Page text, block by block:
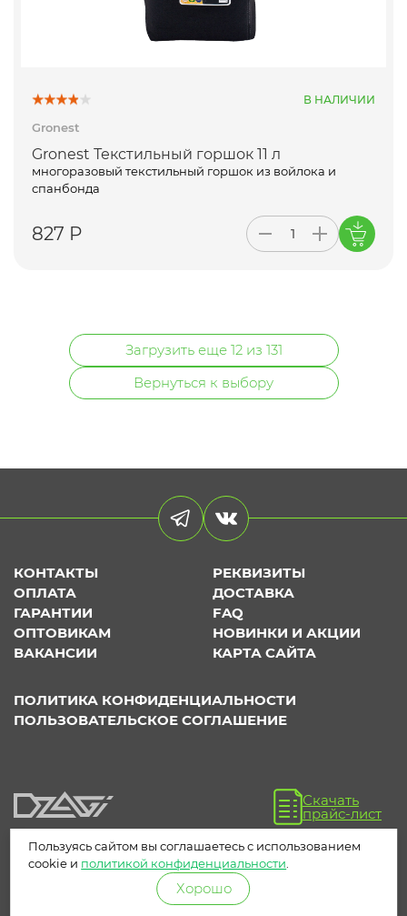
В НАЛИЧИИ
Gronest
Gronest Текстильный горшок 11 л
многоразовый текстильный горшок из войлока и
спанбонда
827 Р
Загрузить еще 12 из 131
Вернуться к выбору
КОНТАКТЫ
РЕКВИЗИТЫ
ОПЛАТА
ДОСТАВКА
ГАРАНТИИ
FAQ
ОПТОВИКАМ
НОВИНКИ И АКЦИИ
ВАКАНСИИ
КАРТА САЙТА
ПОЛИТИКА КОНФИДЕНЦИАЛЬНОСТИ
ПОЛЬЗОВАТЕЛЬСКОЕ СОГЛАШЕНИЕ
Скачать
прайс-лист
Пользуясь сайтом вы соглашаетесь с использованием
cookie и политикой конфиденциальности
Хорошо